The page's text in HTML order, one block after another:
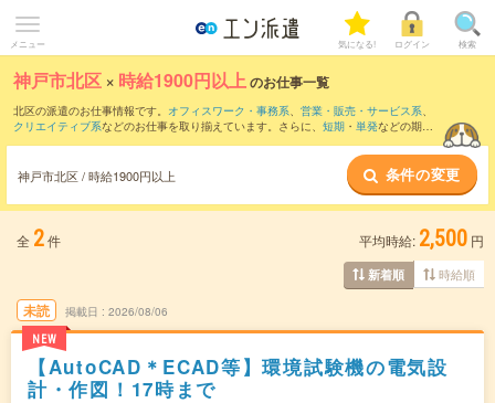
メニュー 気になる! ログイン 検索
神戸市北区 × 時給1900円以上のお仕事一覧
北区の派遣のお仕事情報です。 オフィスワーク・事務系、 営業・販売・サービス系、
クリエイティブ系などのお仕事を取り揃えています。さらに、 短期 ・ 単発などの期間
神戸市北区 / 時給1900円以上 条件の変更
全 2件 平均時給: 2,500 円
新着順 時給順
未読
NEW
掲載日 2026/08/06
【AutoCAD＊ECAD等】環境試験機の電気設
計・作図！17時まで